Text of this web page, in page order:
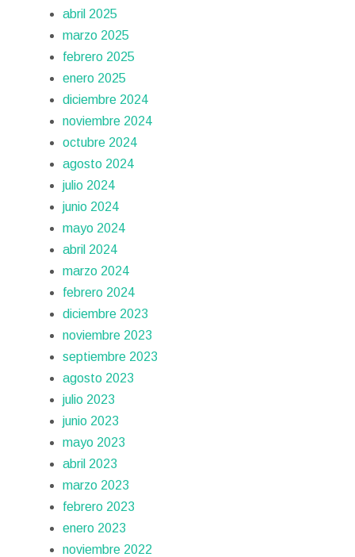
abril 2025
marzo 2025
febrero 2025
enero 2025
diciembre 2024
noviembre 2024
octubre 2024
agosto 2024
julio 2024
junio 2024
mayo 2024
abril 2024
marzo 2024
febrero 2024
diciembre 2023
noviembre 2023
septiembre 2023
agosto 2023
julio 2023
junio 2023
mayo 2023
abril 2023
marzo 2023
febrero 2023
enero 2023
noviembre 2022